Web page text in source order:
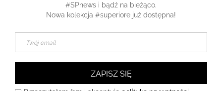
#SPnews i bądź na bieżąco.
Nowa kolekcja #superiore już dostępna!
ZAPISZ SIĘ